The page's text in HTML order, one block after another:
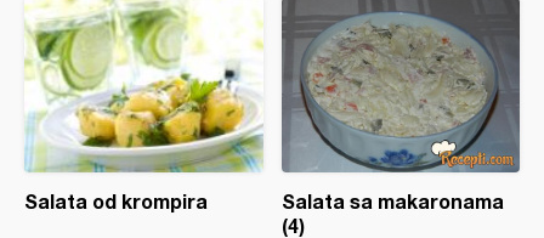
Salata od krompira
Salata sa makaronama
(4)